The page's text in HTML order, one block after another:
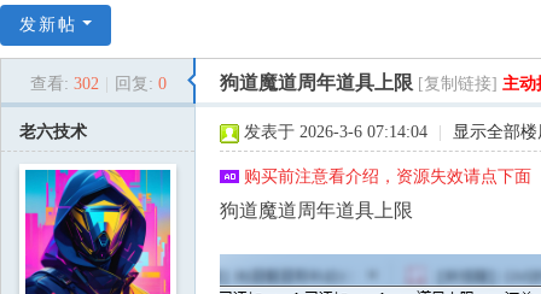
1
发新帖
查看: 302 回复: 0 狗道魔道周年道具上限 [复制链接] 主动
老六技术 发表于 2026-3-6 07:14:04 显示全部楼
购买前注意看介绍，资源失效请点下
狗道魔道周年道具上限